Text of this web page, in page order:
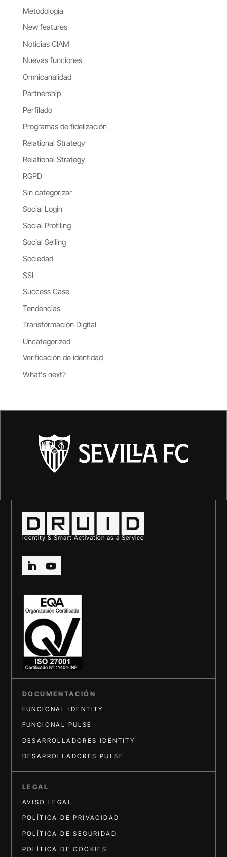
Metodología
New features
Noticias CIAM
Nuevas funciones
Omnicanalidad
Partnership
Perfilado
Programas de fidelización
Relational Strategy
Relational Strategy
RGPD
Sin categorizar
Social Login
Social Profiling
Social Selling
Sociedad
SSI
Success Case
Tendencias
Transformación Digital
Uncategorized
Verificación de identidad
What's next?
Identity & Smart Activation as a Service
DOCUMENTACIÓN
FUNCIONAL IDENTITY
FUNCIONAL PULSE
DESARROLLADORES IDENTITY
DESARROLLADORES PULSE
LEGAL
AVISO LEGAL
POLÍTICA DE PRIVACIDAD
POLÍTICA DE SEGURIDAD
POLÍTICA DE COOKIES